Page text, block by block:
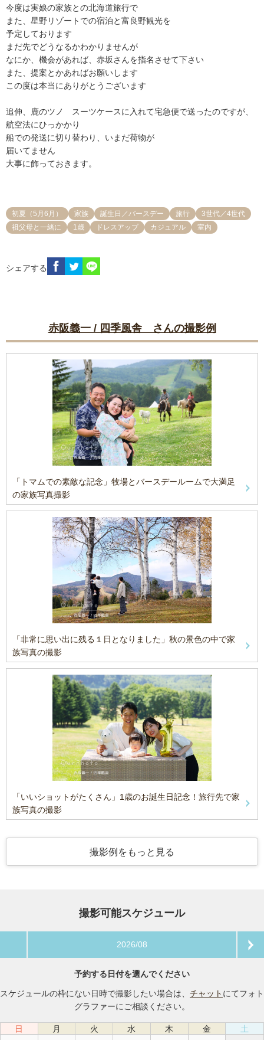
今度は実娘の家族との北海道旅行で
また、星野リゾートでの宿泊と富良野観光を
予定しております
まだ先でどうなるかわかりませんが
なにか、機会があれば、赤坂さんを指名させて下さい
また、提案とかあればお願いします
この度は本当にありがとうございます
追伸、鹿のツノ　スーツケースに入れて宅急便で送ったのですが、
航空法にひっかかり
船での発送に切り替わり、いまだ荷物が
届いてません
大事に飾っておきます。
初夏（5月6月） 家族 誕生日／バースデー 旅行
3世代／4世代
祖父母と一緒に
1歳 ドレスアップ カジュアル 室内
シェアする
赤阪義一 / 四季風舎 さんの撮影例
「トマムでの素敵な記念」牧場とバースデールームで大満足
の家族写真撮影
「非常に思い出に残る１日となりました」秋の景色の中で家
族写真の撮影
「いいショットがたくさん」1歳のお誕生日記念！旅行先で家
族写真の撮影
撮影例をもっと見る
撮影可能スケジュール
2026/08
予約する日付を選んでください
スケジュールの枠にない日時で撮影したい場合は、 チャット にてフォト
グラファーにご相談ください。
日 月 火 水 木 金 土